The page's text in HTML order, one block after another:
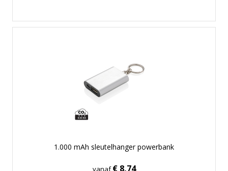
1.000 mAh sleutelhanger powerbank
vanaf€ 8,74